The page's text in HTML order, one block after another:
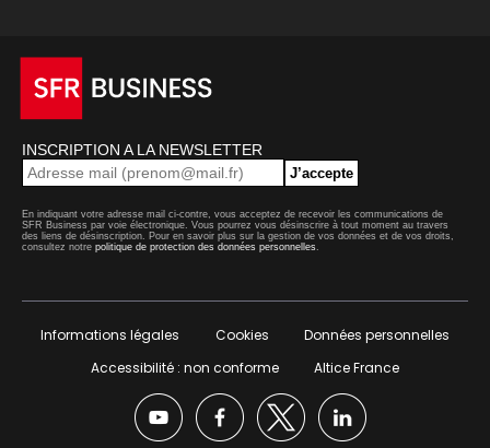
INSCRIPTION A LA NEWSLETTER
J’accepte
En indiquant votre adresse mail ci-contre, vous acceptez de recevoir les communications de
SFR Business par voie électronique. Vous pourrez vous désinscrire à tout moment au travers
des liens de désinscription. Pour en savoir plus sur la gestion de vos données et de vos droits,
consultez notre politique de protection des données personnelles
Informations légales Cookies
Données personnelles
Accessibilité : non conforme
Altice France